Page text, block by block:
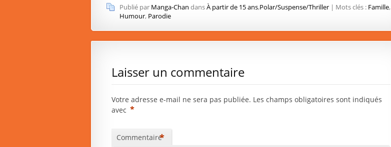
Publié par Manga-Chan dansÀ partir de 15 ans,Polar/Suspense/Thriller | Mots clés : Famille,
Humour, Parodie
Laisser un commentaire
Votre adresse e-mail ne sera pas publiée. Les champs obligatoires sont indiqués
avec *
Commentaire*